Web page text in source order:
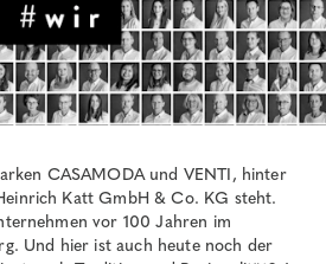
CASAMODA und VENTI, hinter
Katt GmbH & Co. KG steht.
vor 100 Jahren im
Und hier ist auch heute noch der